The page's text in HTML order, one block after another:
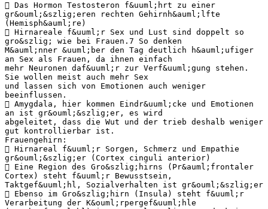
 Das Hormon Testosteron f&uuml;hrt zu einer
gr&ouml;&szlig;eren rechten Gehirnh&auml;lfte
(Hemisph&auml;re)
 Hirnareale f&uuml;r Sex und Lust sind doppelt so
gro&szlig; wie bei Frauen.7 So denken
M&auml;nner &uuml;ber den Tag deutlich h&auml;ufiger
an Sex als Frauen, da ihnen einfach
mehr Neuronen daf&uuml;r zur Verf&uuml;gung stehen.
Sie wollen meist auch mehr Sex
und lassen sich von Emotionen auch weniger
beeinflussen.
 Amygdala, hier kommen Eindr&uuml;cke und Emotionen
an ist gr&ouml;&szlig;er, es wird
abgeleitet, dass die Wut und der trieb deshalb weniger
gut kontrollierbar ist.
Frauengehirn:
 Hirnareal f&uuml;r Sorgen, Schmerz und Empathie
gr&ouml;&szlig;er (Cortex cinguli anterior)
 Eine Region des Gro&szlig;hirns (Pr&auml;frontaler
Cortex) steht f&uuml;r Bewusstsein,
Taktgef&uuml;hl, Sozialverhalten ist gr&ouml;&szlig;er
 Ebenso im Gro&szlig;hirn (Insula) steht f&uuml;r
Verarbeitung der K&ouml;rpergef&uuml;hle